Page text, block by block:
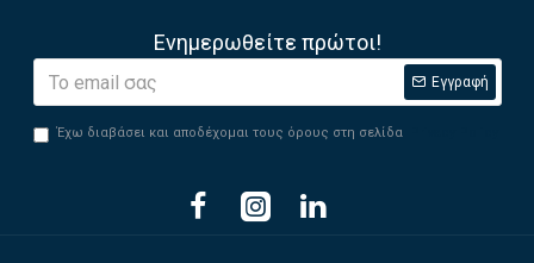
Ενημερωθείτε πρώτοι!
Εγγραφή
Έχω διαβάσει και αποδέχομαι τους όρους στη σελίδα